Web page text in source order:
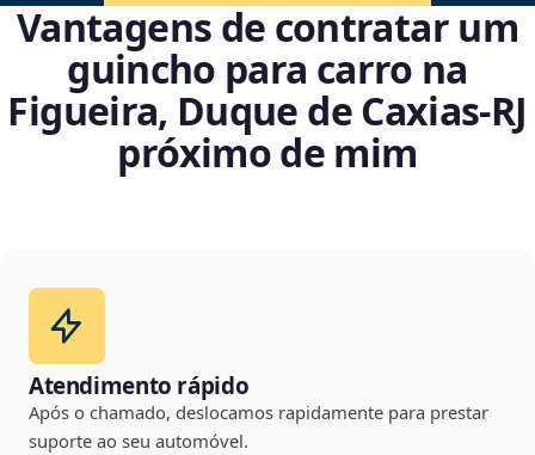
Vantagens de contratar um
guincho para carro na
Figueira, Duque de Caxias‑RJ
próximo de mim
Atendimento rápido
Após o chamado, deslocamos rapidamente para prestar
suporte ao seu automóvel.